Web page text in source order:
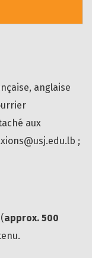
anglaise
aux
;
approx. 500